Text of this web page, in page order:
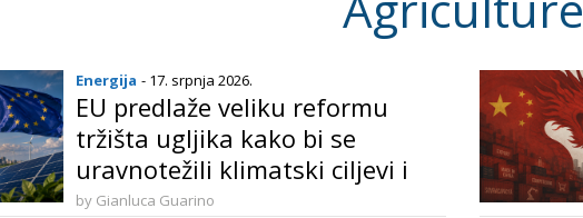
Energija - 17. srpnja 2026.
EU predlaže veliku reformu
tržišta ugljika kako bi se
uravnotežili klimatski ciljevi i
industrijska konkurentnost
by Gianluca Guarino